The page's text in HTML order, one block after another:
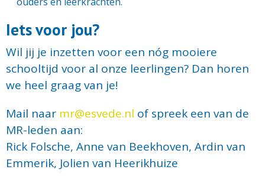
Iets voor jou?
Wil jij je inzetten voor een nóg mooiere
schooltijd voor al onze leerlingen? Dan horen
we heel graag van je!
Mail naar mr@esvede.nl of spreek een van de
MR-leden aan:
Rick Folsche, Anne van Beekhoven, Ardin van
Emmerik, Jolien van Heerikhuize